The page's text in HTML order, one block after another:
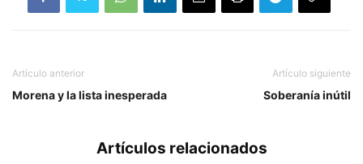
Artículo anterior
Morena y la lista inesperada
Artículo siguiente
Soberanía inútil
Artículos relacionados